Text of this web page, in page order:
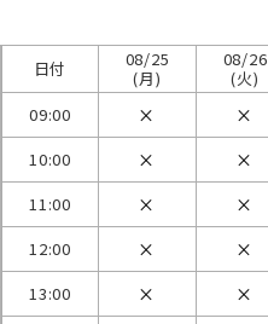
日付
08/25
(月)
08/26
(火)
09:00
10:00
11:00
12:00
13:00